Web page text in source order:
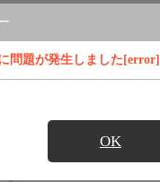
問題が発生しました[error]
OK
すすめ番組
情報